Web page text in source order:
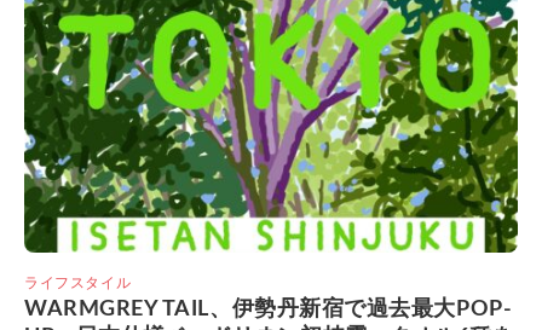
ライフスタイル
WARMGREY TAIL、伊勢丹新宿で過去最大POP-